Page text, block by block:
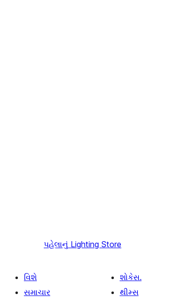
પહેલાનું Lighting Store
વિશે
સમાચાર
શોકેસ.
થીમ્સ